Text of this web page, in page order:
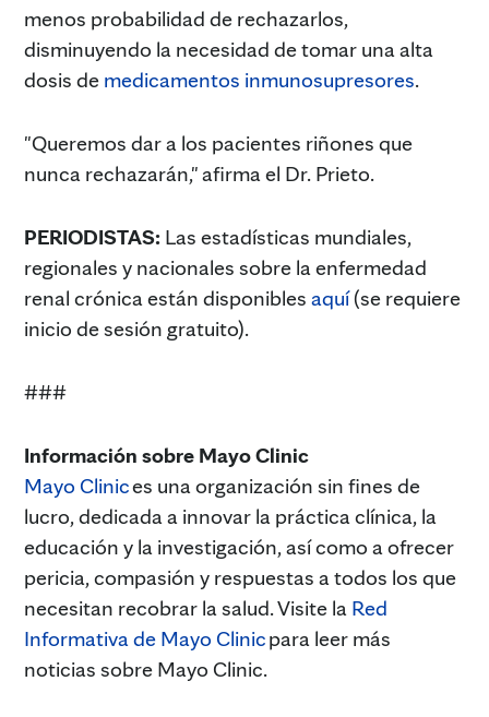
menos probabilidad de rechazarlos,
disminuyendo la necesidad de tomar una alta
dosis de medicamentos inmunosupresores.
"Queremos dar a los pacientes riñones que
nunca rechazarán," afirma el Dr. Prieto.
PERIODISTAS: Las estadísticas mundiales,
regionales y nacionales sobre la enfermedad
renal crónica están disponibles aquí(se requiere
inicio de sesión gratuito).
###
Información sobre Mayo Clinic
Mayo Clinices una organización sin fines de
lucro, dedicada a innovar la práctica clínica, la
educación y la investigación, así como a ofrecer
pericia, compasión y respuestas a todos los que
necesitan recobrar la salud. Visite la Red
Informativa de Mayo Clinicpara leer más
noticias sobre Mayo Clinic.